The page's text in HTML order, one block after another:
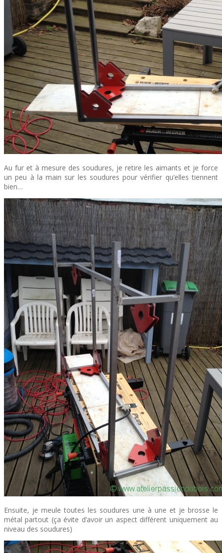
Au fur et à mesure des soudures, je retire les aimants et je force
un peu à la main sur les soudures pour vérifier qu’elles tiennent
bien…
Ensuite, je meule toutes les soudures une à une et je brosse le
métal partout (ça évite d’avoir un aspect différent uniquement au
niveau des soudures)